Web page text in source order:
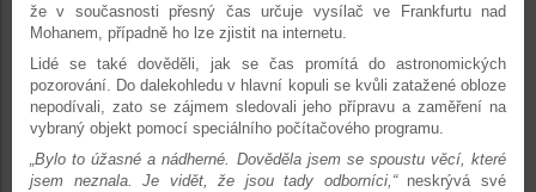
že v současnosti přesný čas určuje vysílač ve Frankfurtu nad
Mohanem, případně ho lze zjistit na internetu.
Lidé se také dověděli, jak se čas promítá do astronomických
pozorování. Do dalekohledu v hlavní kopuli se kvůli zatažené obloze
nepodívali, zato se zájmem sledovali jeho přípravu a zaměření na
vybraný objekt pomocí speciálního počítačového programu.
„Bylo to úžasné a nádherné. Dověděla jsem se spoustu věcí, které
jsem neznala. Je vidět, že jsou tady odborníci,“ neskrývá své